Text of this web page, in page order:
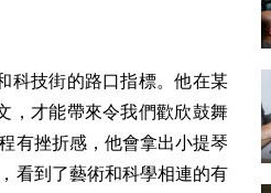
科技街的路口指標。他在某
，才能帶來令我們歡欣鼓舞
有挫折感，他會拿出小提琴
看到了藝術和科學相連的有